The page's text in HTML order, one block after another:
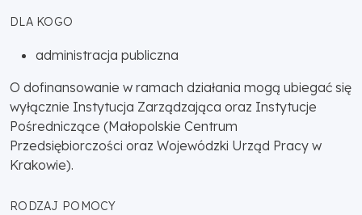
DLA KOGO
administracja publiczna
O dofinansowanie w ramach działania mogą ubiegać się
wyłącznie Instytucja Zarządzająca oraz Instytucje
Pośredniczące (Małopolskie Centrum
Przedsiębiorczości oraz Wojewódzki Urząd Pracy w
Krakowie).
RODZAJ POMOCY